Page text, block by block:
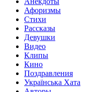
Афоризмы
Стихи
Рассказы
Девушки
Видео
Клипы
Кино
Поздравления
Українська Хата